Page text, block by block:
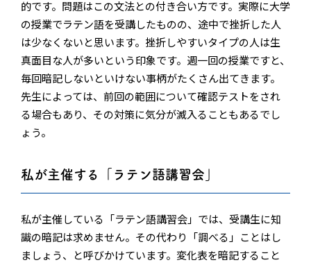
的です。問題はこの文法との付き合い方です。実際に大学
の授業でラテン語を受講したものの、途中で挫折した人
は少なくないと思います。挫折しやすいタイプの人は生
真面目な人が多いという印象です。週一回の授業ですと、
毎回暗記しないといけない事柄がたくさん出てきます。
先生によっては、前回の範囲について確認テストをされ
る場合もあり、その対策に気分が滅入ることもあるでし
ょう。
私が主催する「ラテン語講習会」
私が主催している「ラテン語講習会」では、受講生に知
識の暗記は求めません。その代わり「調べる」ことはし
ましょう、と呼びかけています。変化表を暗記すること